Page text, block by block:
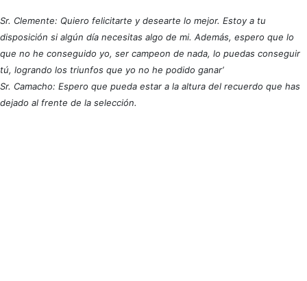
Sr. Clemente: Quiero felicitarte y desearte lo mejor. Estoy a tu
disposición si algún día necesitas algo de mi. Además, espero que lo
que no he conseguido yo, ser campeon de nada, lo puedas conseguir
tú, logrando los triunfos que yo no he podido ganar’
Sr. Camacho: Espero que pueda estar a la altura del recuerdo que has
dejado al frente de la selección.